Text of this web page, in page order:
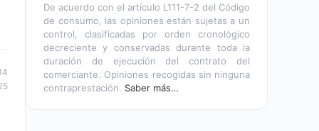
De acuerdo con el artículo L111-7-2 del Código
de consumo, las opiniones están sujetas a un
control, clasificadas por orden cronológico
decreciente y conservadas durante toda la
duración de ejecución del contrato del
comerciante. Opiniones recogidas sin ninguna
contraprestación. Saber más…